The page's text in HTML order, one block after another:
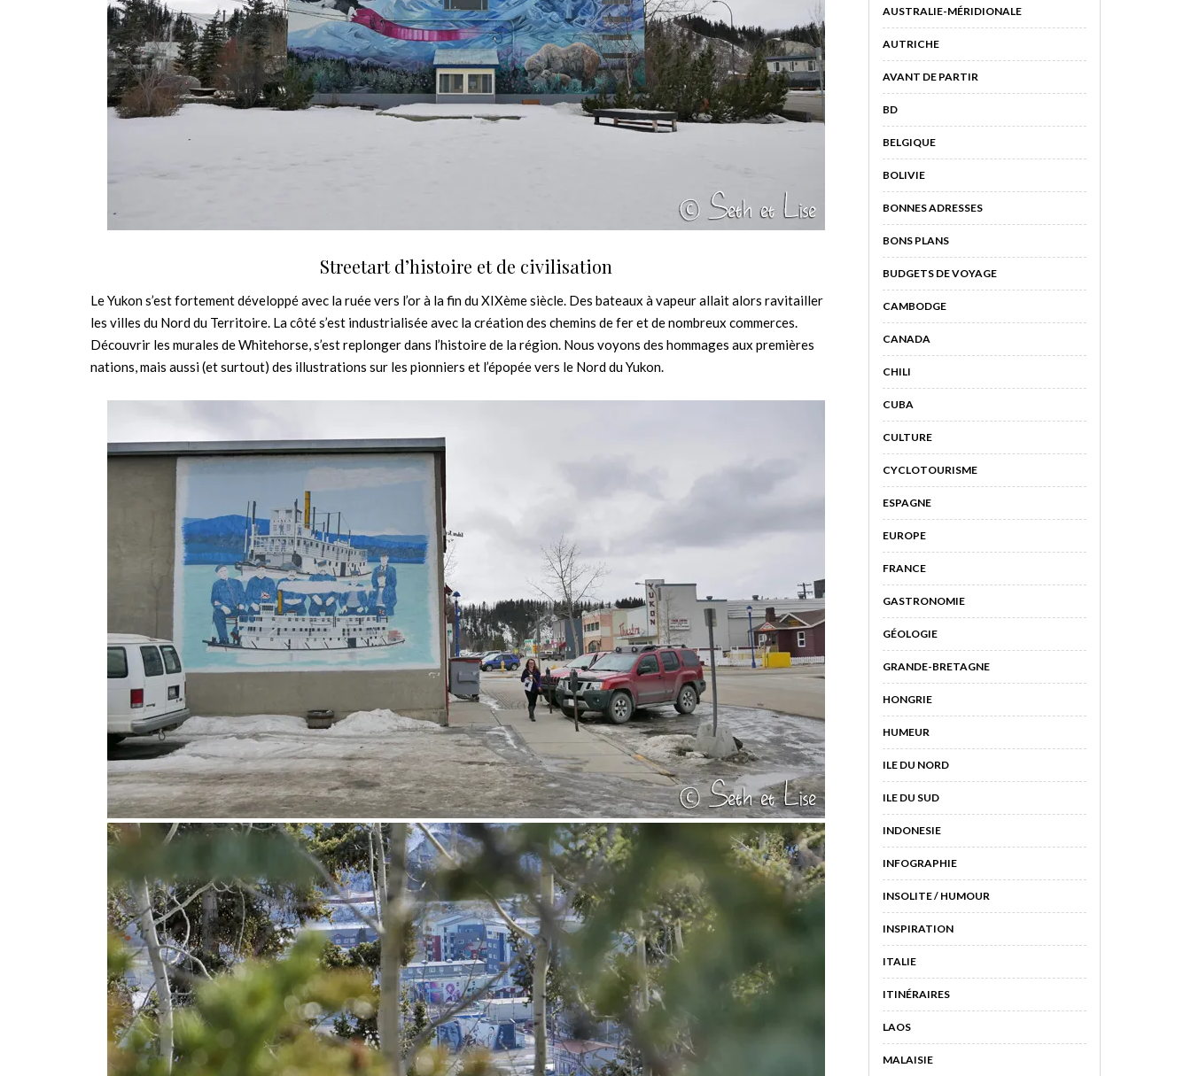
Streetart d’histoire et de civilisation
Le Yukon s’est fortement développé avec la ruée vers l’or à la fin du XIXème siècle. Des bateaux à vapeur allait alors ravitailler
les villes du Nord du Territoire. La côté s’est industrialisée avec la création des chemins de fer et de nombreux commerces.
Découvrir les murales de Whitehorse, s’est replonger dans l’histoire de la région. Nous voyons des hommages aux premières
nations, mais aussi (et surtout) des illustrations sur les pionniers et l’épopée vers le Nord du Yukon.
AUSTRALIE-MÉRIDIONALE
AUTRICHE
AVANT DE PARTIR
BD
BELGIQUE
BOLIVIE
BONNES ADRESSES
BONS PLANS
BUDGETS DE VOYAGE
CAMBODGE
CANADA
CHILI
CUBA
CULTURE
CYCLOTOURISME
ESPAGNE
EUROPE
FRANCE
GASTRONOMIE
GÉOLOGIE
GRANDE-BRETAGNE
HONGRIE
HUMEUR
ILE DU NORD
ILE DU SUD
INDONESIE
INFOGRAPHIE
INSOLITE / HUMOUR
INSPIRATION
ITALIE
ITINÉRAIRES
LAOS
MALAISIE